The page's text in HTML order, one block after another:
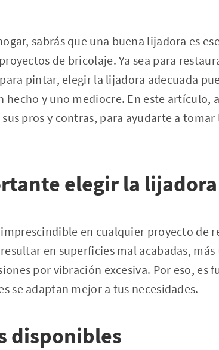
sabrás que una buena lijadora es
de bricolaje. Ya sea para
pintar, elegir la lijadora adecuada
y uno mediocre. En este artículo,
pros y contras, para ayudarte a
elegir la
en cualquier proyecto de
en superficies mal acabadas,
por vibración excesiva. Por eso, es
se adaptan mejor a tus necesidades.
disponibles